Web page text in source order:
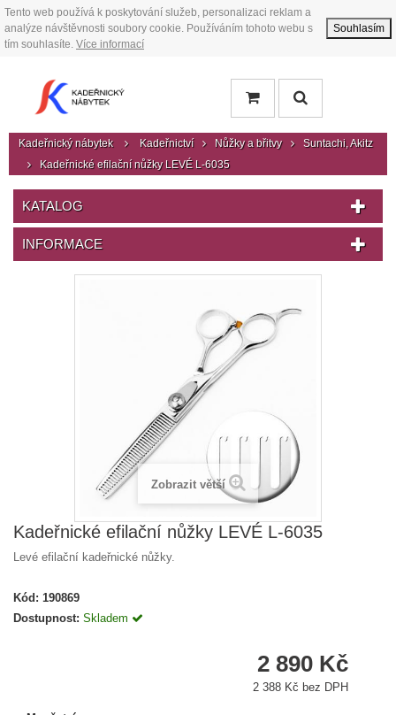
Tento web používá k poskytování služeb, personalizaci reklam a
analýze návštěvnosti soubory cookie. Používáním tohoto webu s
tím souhlasíte. Více informací
Souhlasím
Kadeřnický nábytek Kadeřnictví Nůžky a břitvy
Suntachi, Akitz
Kadeřnické efilační nůžky LEVÉ L-6035
KATALOG
INFORMACE
Zobrazit větší
Kadeřnické efilační nůžky LEVÉ L-6035
Levé efilační kadeřnické nůžky.
Kód: 190869
Dostupnost: Skladem
2 890 Kč
2 388 Kč bez DPH